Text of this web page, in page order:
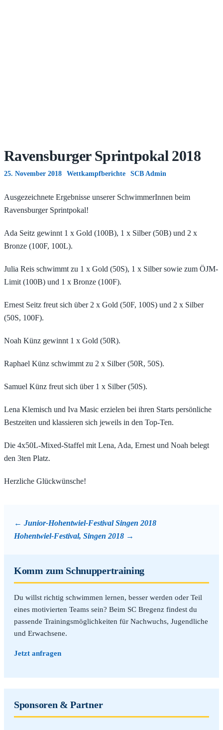
Ravensburger Sprintpokal 2018
25. November 2018 Wettkampfberichte SCB Admin
Ausgezeichnete Ergebnisse unserer SchwimmerInnen beim
Ravensburger Sprintpokal!
Ada Seitz gewinnt 1 x Gold (100B), 1 x Silber (50B) und 2 x
Bronze (100F, 100L).
Julia Reis schwimmt zu 1 x Gold (50S), 1 x Silber sowie zum ÖJM-
Limit (100B) und 1 x Bronze (100F).
Ernest Seitz freut sich über 2 x Gold (50F, 100S) und 2 x Silber
(50S, 100F).
Noah Künz gewinnt 1 x Gold (50R).
Raphael Künz schwimmt zu 2 x Silber (50R, 50S).
Samuel Künz freut sich über 1 x Silber (50S).
Lena Klemisch und Iva Masic erzielen bei ihren Starts persönliche
Bestzeiten und klassieren sich jeweils in den Top-Ten.
Die 4x50L-Mixed-Staffel mit Lena, Ada, Ernest und Noah belegt
den 3ten Platz.
Herzliche Glückwünsche!
Junior-Hohentwiel-Festival Singen 2018
Hohentwiel-Festival, Singen 2018
Komm zum Schnuppertraining
Du willst richtig schwimmen lernen, besser werden oder Teil
eines motivierten Teams sein? Beim SC Bregenz findest du
passende Trainingsmöglichkeiten für Nachwuchs, Jugendliche
und Erwachsene.
Jetzt anfragen
Sponsoren & Partner